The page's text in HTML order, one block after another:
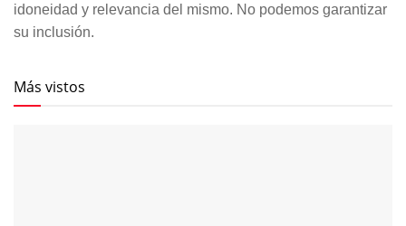
idoneidad y relevancia del mismo. No podemos garantizar
su inclusión.
Más vistos